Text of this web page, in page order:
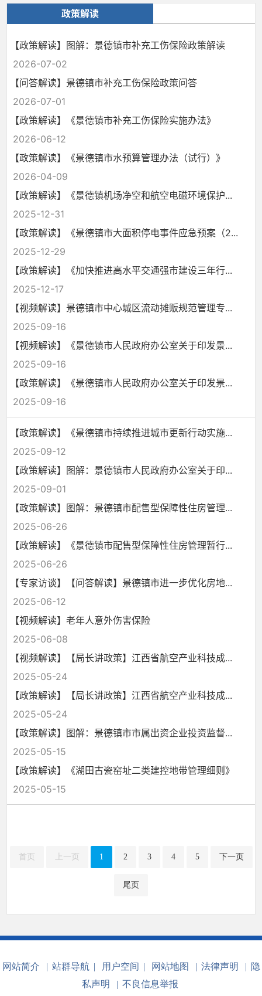
政策解读
【政策解读】图解：景德镇市补充工伤保险政策解读
2026-07-02
【问答解读】景德镇市补充工伤保险政策问答
2026-07-01
【政策解读】《景德镇市补充工伤保险实施办法》
2026-06-12
【政策解读】《景德镇市水预算管理办法（试行）》
2026-04-09
【政策解读】《景德镇机场净空和航空电磁环境保护...
2025-12-31
【政策解读】《景德镇市大面积停电事件应急预案（2...
2025-12-29
【政策解读】《加快推进高水平交通强市建设三年行...
2025-12-17
【视频解读】景德镇市中心城区流动摊贩规范管理专...
2025-09-16
【视频解读】《景德镇市人民政府办公室关于印发景...
2025-09-16
【政策解读】《景德镇市人民政府办公室关于印发景...
2025-09-16
【政策解读】《景德镇市持续推进城市更新行动实施...
2025-09-12
【政策解读】图解：景德镇市人民政府办公室关于印...
2025-09-01
【政策解读】图解：景德镇市配售型保障性住房管理...
2025-06-26
【政策解读】《景德镇市配售型保障性住房管理暂行...
2025-06-26
【专家访谈】【问答解读】景德镇市进一步优化房地...
2025-06-12
【视频解读】老年人意外伤害保险
2025-06-08
【视频解读】【局长讲政策】江西省航空产业科技成...
2025-05-24
【政策解读】【局长讲政策】江西省航空产业科技成...
2025-05-24
【政策解读】图解：景德镇市市属出资企业投资监督...
2025-05-15
【政策解读】《湖田古瓷窑址二类建控地带管理细则》
2025-05-15
首页 上一页 1 2 3 4 5 下一页
尾页
网站简介 | 站群导航 | 用户空间 | 网站地图 | 法律声明 | 隐
私声明
| 不良信息举报